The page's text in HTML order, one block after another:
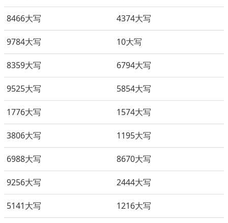
8466大写 4374大写
9784大写 10大写
8359大写 6794大写
9525大写 5854大写
1776大写 1574大写
3806大写 1195大写
6988大写 8670大写
9256大写 2444大写
5141大写 1216大写